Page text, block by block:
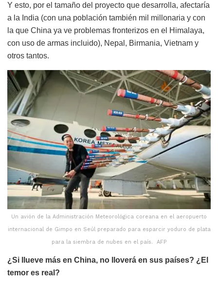
Y esto, por el tamaño del proyecto que desarrolla, afectaría
a la India (con una población también mil millonaria y con
la que China ya ve problemas fronterizos en el Himalaya,
con uso de armas incluido), Nepal, Birmania, Vietnam y
otros tantos.
Un avión de la Administración Meteorológica coreana en el aeropuerto
internacional de Gimpo en Seúl preparado para esparcir yoduro de plata
para la siembra de nubes en el país. AFP
¿Si llueve más en China, no lloverá en sus países? ¿El
temor es real?